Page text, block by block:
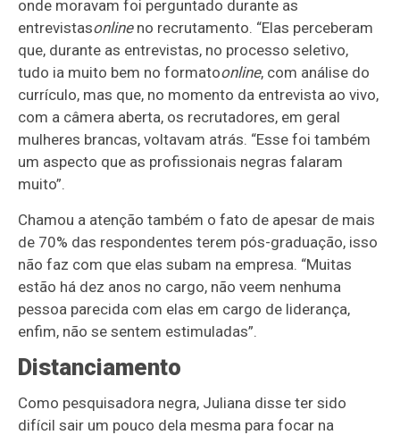
onde moravam foi perguntado durante as
entrevistasonlineno recrutamento. “Elas perceberam
que, durante as entrevistas, no processo seletivo,
tudo ia muito bem no formatoonline, com análise do
currículo, mas que, no momento da entrevista ao vivo,
com a câmera aberta, os recrutadores, em geral
mulheres brancas, voltavam atrás. “Esse foi também
um aspecto que as profissionais negras falaram
muito”.
Chamou a atenção também o fato de apesar de mais
de 70% das respondentes terem pós-graduação, isso
não faz com que elas subam na empresa. “Muitas
estão há dez anos no cargo, não veem nenhuma
pessoa parecida com elas em cargo de liderança,
enfim, não se sentem estimuladas”.
Distanciamento
Como pesquisadora negra, Juliana disse ter sido
difícil sair um pouco dela mesma para focar na